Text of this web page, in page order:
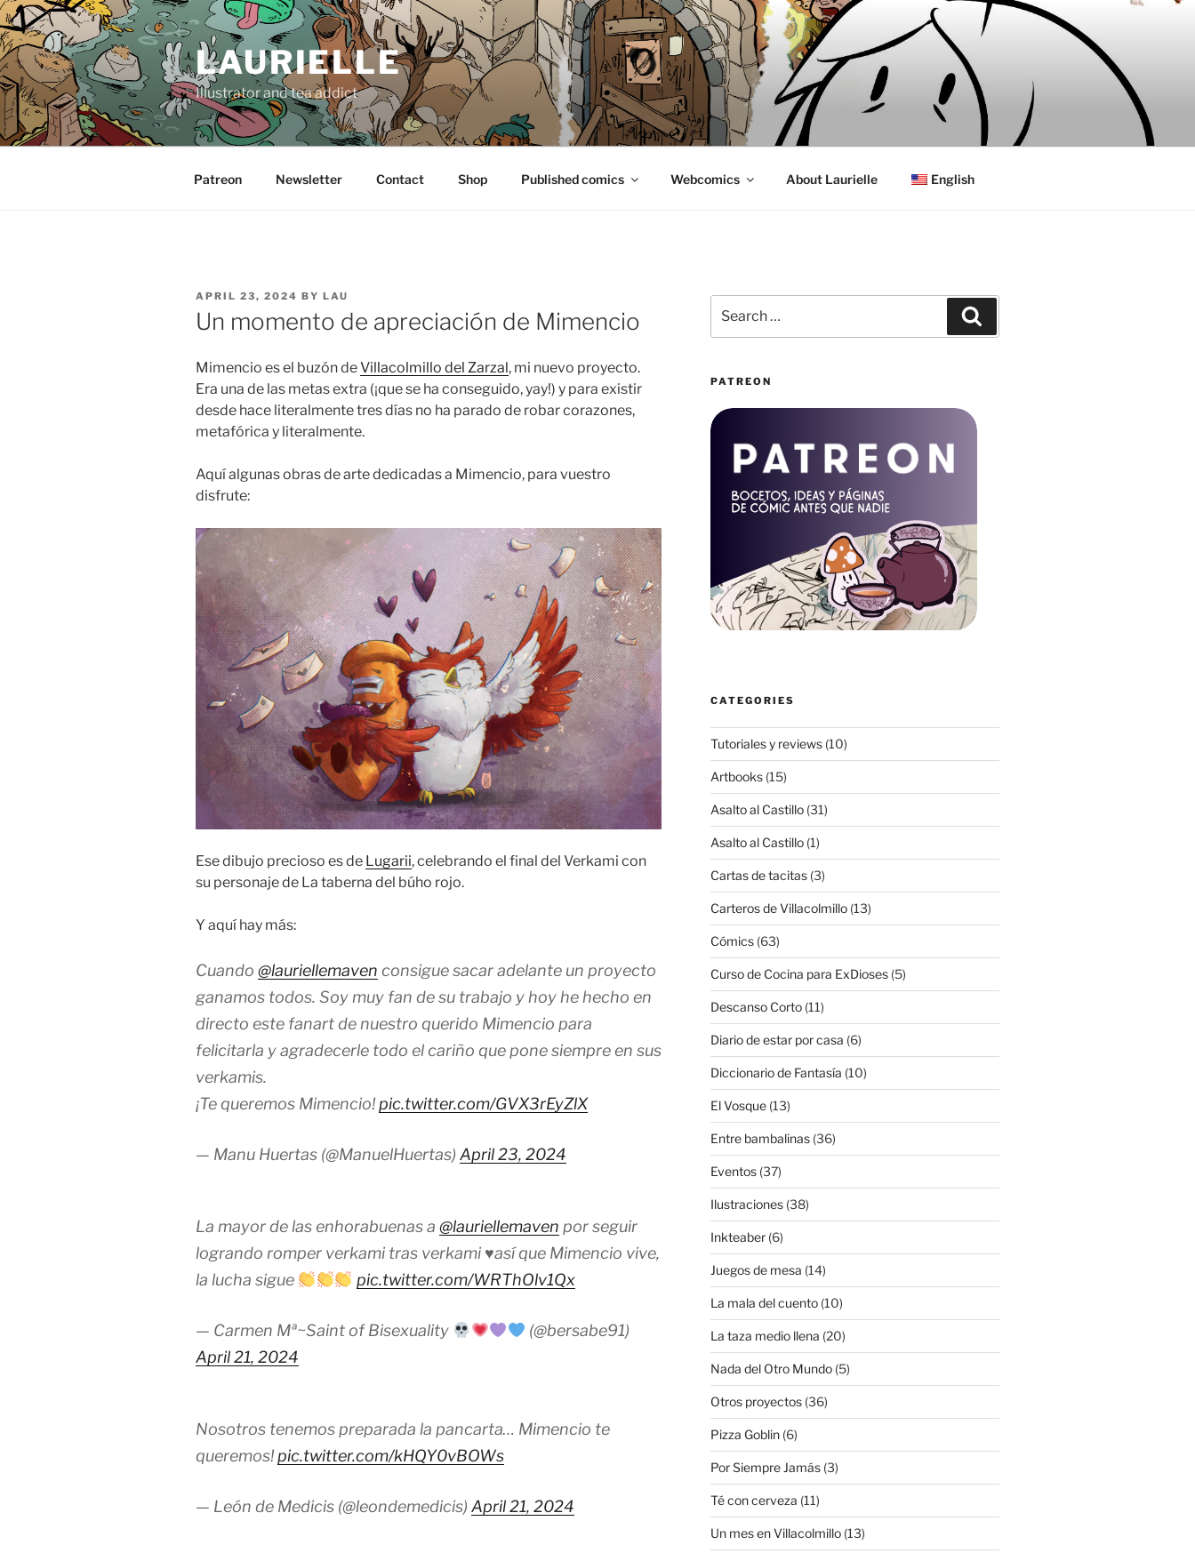
Skip
to
content
LAURIELLE
Illustrator and tea addict
Patreon Newsletter Contact Shop Published comics Webcomics About Laurielle English
POSTED
ON
APRIL 23, 2024 BY LAU
Un momento de apreciación de Mimencio
Mimencio es el buzón deVillacolmillo del Zarzal, mi nuevo proyecto.
Era una de las metas extra (¡que se ha conseguido, yay!) y para existir
desde hace literalmente tres días no ha parado de robar corazones,
metafórica y literalmente.
Aquí algunas obras de arte dedicadas a Mimencio, para vuestro
disfrute:
Ese dibujo precioso es de Lugarii, celebrando el final del Verkami con
su personaje de La taberna del búho rojo.
Y aquí hay más:
Cuando @lauriellemaven consigue sacar adelante un proyecto
ganamos todos. Soy muy fan de su trabajo y hoy he hecho en
directo este fanart de nuestro querido Mimencio para
felicitarla y agradecerle todo el cariño que pone siempre en sus
verkamis.
¡Te queremos Mimencio!pic.twitter.com/GVX3rEyZlX
— Manu Huertas (@ManuelHuertas) April 23, 2024
La mayor de las enhorabuenas a @lauriellemaven por seguir
logrando romper verkami tras verkami ♥️así que Mimencio vive,
la lucha sigue
pic.twitter.com/WRThOlv1Qx
— Carmen Mª~Saint of Bisexuality
(@bersabe91)
April 21, 2024
Nosotros tenemos preparada la pancarta… Mimencio te
queremos!pic.twitter.com/kHQY0vBOWs
— León de Medicis (@leondemedicis) April 21, 2024
for:
PATREON
CATEGORIES
Tutoriales y reviews(10)
Artbooks(15)
Asalto al Castillo(31)
Asalto al Castillo(1)
Cartas de tacitas(3)
Carteros de Villacolmillo(13)
Cómics(63)
Curso de Cocina para ExDioses(5)
Descanso Corto(11)
Diario de estar por casa (6)
Diccionario de Fantasía (10)
El Vosque(13)
Entre bambalinas(36)
Eventos(37)
Ilustraciones(38)
Inkteaber(6)
Juegos de mesa (14)
La mala del cuento(10)
La taza medio llena (20)
Nada del Otro Mundo(5)
Otros proyectos(36)
Pizza Goblin(6)
Por Siempre Jamás(3)
Té con cerveza (11)
Un mes en Villacolmillo(13)